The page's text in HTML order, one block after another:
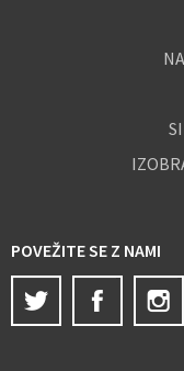
POVEŽITE SE Z NAMI
Twitter
Facebook